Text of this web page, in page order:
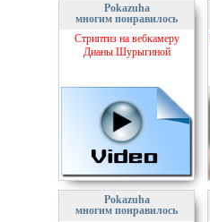
Pokazuha
многим понравилось
Стриптиз на вебкамеру
Дианы Шурыгиной
Pokazuha
многим понравилось